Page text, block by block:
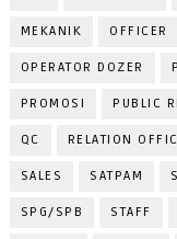
MEKANIK OFFICER
OPERATOR DOZER
PROMOSI PUBLIC
QC RELATION
SALES SATPAM
SPG/SPB STAFF